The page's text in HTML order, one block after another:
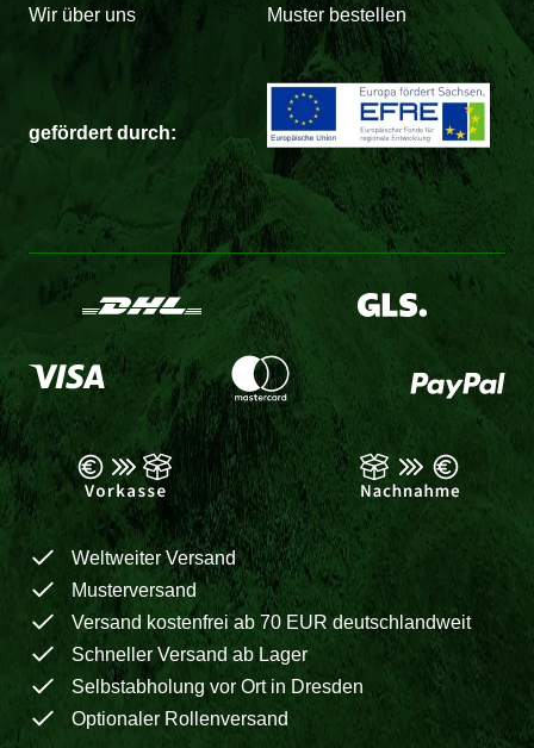
Wir über uns Muster bestellen
gefördert durch:
Weltweiter Versand
Musterversand
Versand kostenfrei ab 70 EUR deutschlandweit
Schneller Versand ab Lager
Selbstabholung vor Ort in Dresden
Optionaler Rollenversand